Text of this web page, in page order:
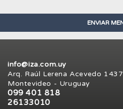
info@iza.com.uy
Arq. Raúl Lerena Acevedo 1437
Montevideo - Uruguay
099 401 818
26133010